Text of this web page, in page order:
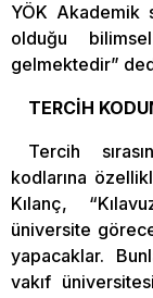
YÖK Akademik
olduğu
gelmektedir”
TERCİH
Tercih
kodlarına
Kılanç,
üniversite
yapacaklar.
vakıf